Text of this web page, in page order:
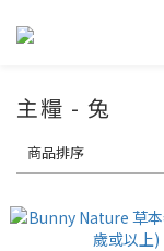
主糧 - 兔
商品排序